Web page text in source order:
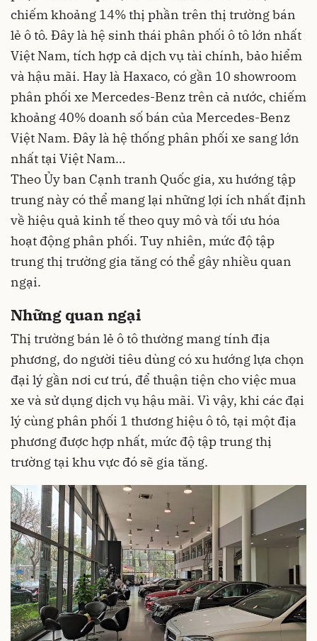
chiếm khoảng 14% thị phần trên thị trường bán
lẻ ô tô. Đây là hệ sinh thái phân phối ô tô lớn nhất
Việt Nam, tích hợp cả dịch vụ tài chính, bảo hiểm
và hậu mãi. Hay là Haxaco, có gần 10 showroom
phân phối xe Mercedes-Benz trên cả nước, chiếm
khoảng 40% doanh số bán của Mercedes-Benz
Việt Nam. Đây là hệ thống phân phối xe sang lớn
nhất tại Việt Nam…
Theo Ủy ban Cạnh tranh Quốc gia, xu hướng tập
trung này có thể mang lại những lợi ích nhất định
về hiệu quả kinh tế theo quy mô và tối ưu hóa
hoạt động phân phối. Tuy nhiên, mức độ tập
trung thị trường gia tăng có thể gây nhiều quan
ngại.
Những quan ngại
Thị trường bán lẻ ô tô thường mang tính địa
phương, do người tiêu dùng có xu hướng lựa chọn
đại lý gần nơi cư trú, để thuận tiện cho việc mua
xe và sử dụng dịch vụ hậu mãi. Vì vậy, khi các đại
lý cùng phân phối 1 thương hiệu ô tô, tại một địa
phương được hợp nhất, mức độ tập trung thị
trường tại khu vực đó sẽ gia tăng.